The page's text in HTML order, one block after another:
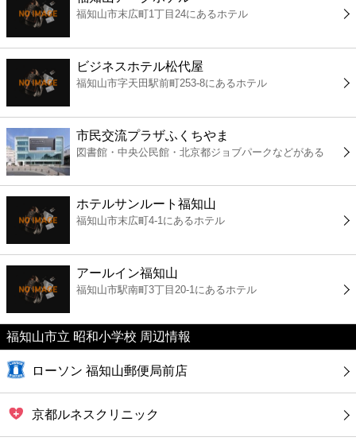
エンタメ
レジャー
書店
ファミレス
カフェ
ショッピング
銀行
公共
福知山市末広町1丁目24にあるホテル
ビジネスホテル松代屋
福知山市字天田駅前町253-8にあるホテル
市民交流プラザふくちやま
図書館・中央公民館・北京都ジョブパークなどがある
ホテルサンルート福知山
福知山市末広町4-1にあるホテル
アールイン福知山
福知山市駅南町3丁目20-1にあるホテル
福知山市立 昭和小学校 周辺情報
ローソン 福知山郵便局前店
京都ルネスクリニック